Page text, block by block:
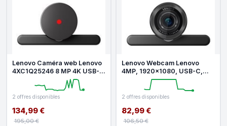
Lenovo Caméra web Lenovo
4XC1Q25246 8 MP 4K USB-C
Autofocus Microphone
2 offres disponibles
134,99 €
195,00 €
Lenovo Webcam Lenovo
4MP, 1920x1080, USB-C,
Black, Clip Support
2 offres disponibles
82,99 €
106,50 €